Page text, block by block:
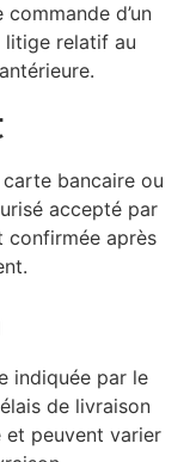
d’un
litige relatif au
bancaire ou
accepté par
confirmée après
indiquée par le
de livraison
et peuvent varier